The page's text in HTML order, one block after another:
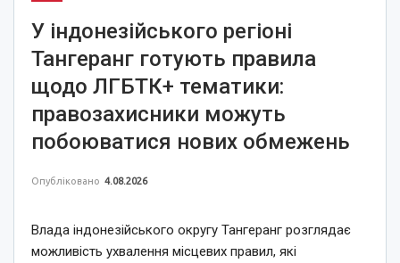
У індонезійського регіоні
Тангеранг готують правила
щодо ЛГБТК+ тематики:
правозахисники можуть
побоюватися нових обмежень
Опубліковано 4.08.2026
Влада індонезійського округу Тангеранг розглядає
можливість ухвалення місцевих правил, які